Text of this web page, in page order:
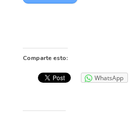
Comparte esto:
WhatsApp